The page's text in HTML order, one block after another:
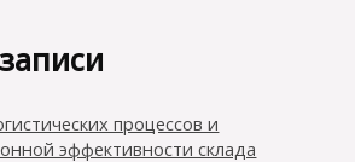
процессов и
эффективности склада